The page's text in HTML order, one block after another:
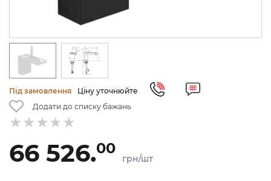
Під замовлення
Ціну уточнюйте
Додати до списку бажань
66 526.00
грн/шт